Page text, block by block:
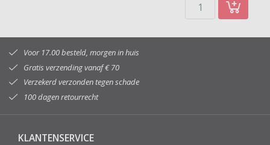
Voor 17.00 besteld, morgen in huis
Gratis verzending vanaf € 70
Verzekerd verzonden tegen schade
100 dagen retourrecht
KLANTENSERVICE